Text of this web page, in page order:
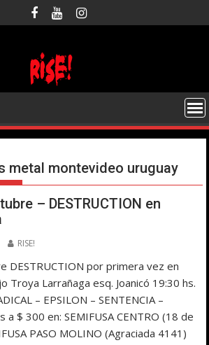
metal montevideo uruguay
– DESTRUCTION en
RISE!
DESTRUCTION por primera vez en
Troya Larrañaga esq. Joanicó 19:30 hs.
– EPSILON – SENTENCIA –
a $ 300 en: SEMIFUSA CENTRO (18 de
PASO MOLINO (Agraciada 4141)